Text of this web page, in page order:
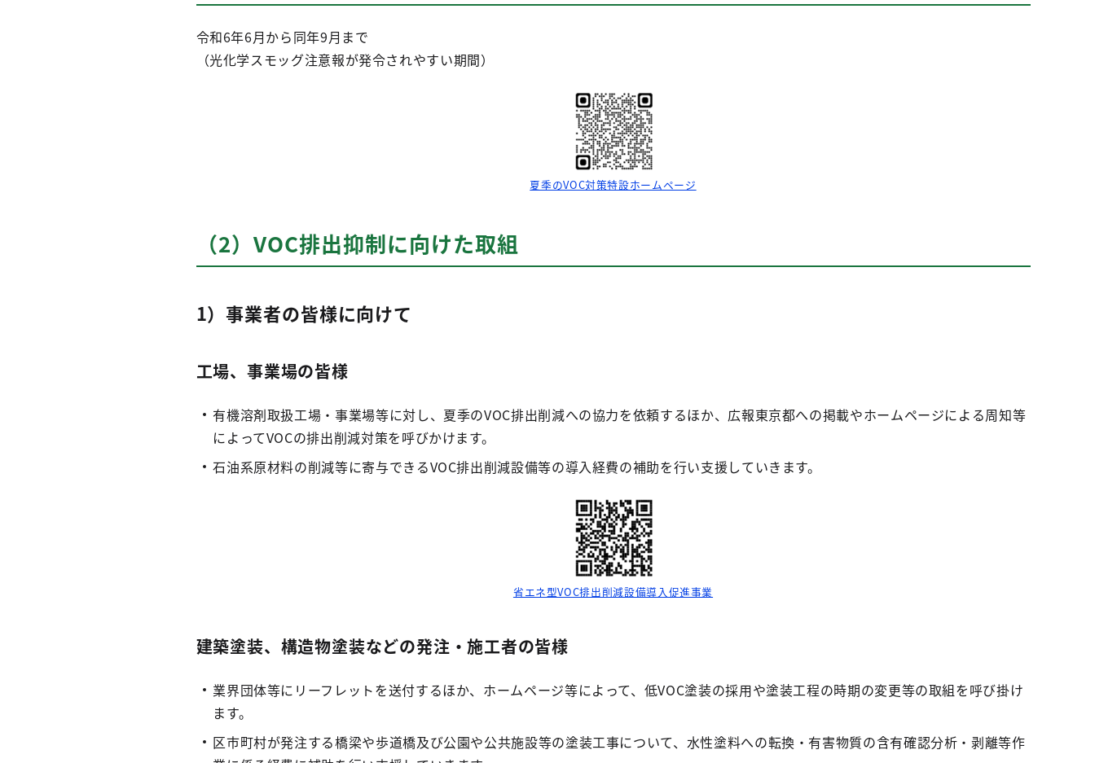
令和6年6月から同年9月まで
（光化学スモッグ注意報が発令されやすい期間）
夏季のVOC対策特設ホームページ
（2）VOC排出抑制に向けた取組
1）事業者の皆様に向けて
工場、事業場の皆様
有機溶剤取扱工場・事業場等に対し、夏季のVOC排出削減への協力を依頼するほか、広報東京都への掲載やホームページによる周知等
によってVOCの排出削減対策を呼びかけます。
石油系原材料の削減等に寄与できるVOC排出削減設備等の導入経費の補助を行い支援していきます。
省エネ型VOC排出削減設備導入促進事業
建築塗装、構造物塗装などの発注・施工者の皆様
業界団体等にリーフレットを送付するほか、ホームページ等によって、低VOC塗装の採用や塗装工程の時期の変更等の取組を呼び掛け
ます。
区市町村が発注する橋梁や歩道橋及び公園や公共施設等の塗装工事について、水性塗料への転換・有害物質の含有確認分析・剥離等作